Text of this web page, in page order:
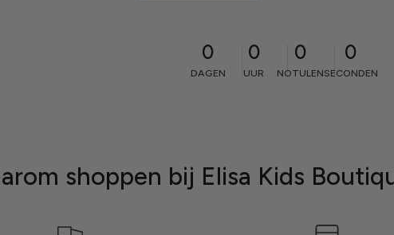
0
DAGEN
0
UUR
0
NOTULEN
0
SECONDEN
shoppen bij Elisa Kids